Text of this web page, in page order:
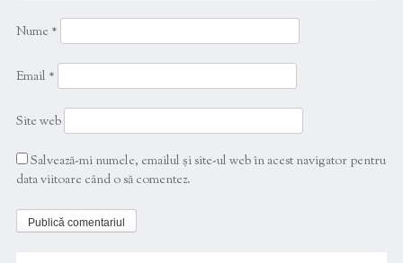
Nume *
Email *
Site web
Salvează-mi numele, emailul și site-ul web în acest navigator pentru
data viitoare când o să comentez.